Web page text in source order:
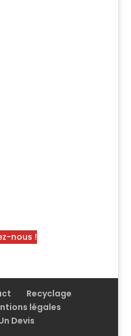
nous !
Recyclage
légales
Devis